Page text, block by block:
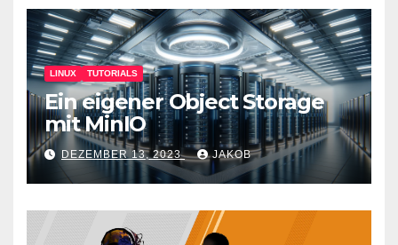
LINUX TUTORIALS
Ein eigener Object Storage
mit MinIO
DEZEMBER 13, 2023 JAKOB